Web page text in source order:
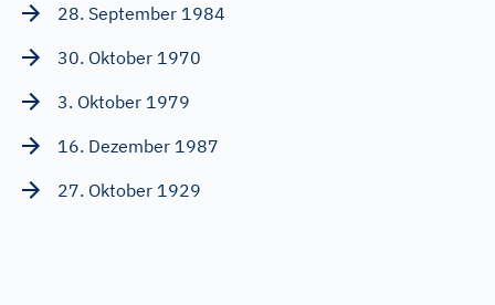
28. September 1984
30. Oktober 1970
3. Oktober 1979
16. Dezember 1987
27. Oktober 1929